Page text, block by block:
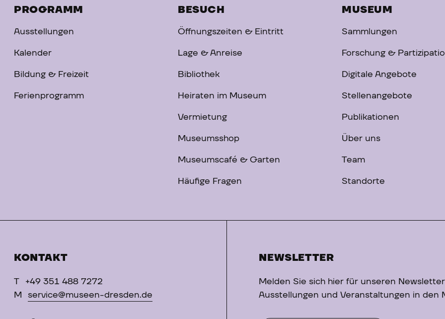
PROGRAMM
Ausstellungen
Kalender
Bildung & Freizeit
Ferienprogramm
BESUCH
Öffnungszeiten & Eintritt
Lage & Anreise
Bibliothek
Heiraten im Museum
Vermietung
Museumsshop
Museumscafé & Garten
Häufige Fragen
MUSEUM
Sammlungen
Forschung &
Digitale Angebote
Stellenangebote
Publikationen
Über uns
Team
Standorte
KONTAKT
T
+49 351 488 7272
M
service@museen-dresden.de
NEWSLETTER
Melden Sie sich hier für unseren
Ausstellungen und Veranstaltungen in den